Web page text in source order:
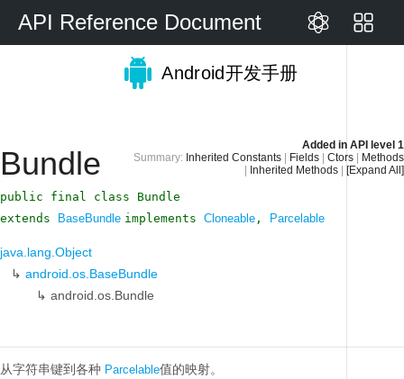
API Reference Document
Android开发手册
Added in API level 1
Summary: Inherited Constants Fields Ctors
Methods
Inherited Methods [Expand All]
Bundle
public final class Bundle
extends
BaseBundle implements Cloneable , Parcelable
java.lang.Object
↳ android.os.BaseBundle
↳ android.os.Bundle
从字符串键到各种 Parcelable值的映射。